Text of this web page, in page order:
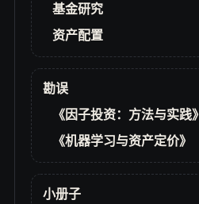
基金研究
资产配置
勘误
《因子投资：方法与实践》
《机器学习与资产定价》
小册子